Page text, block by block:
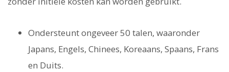
Ondersteunt ongeveer 50 talen, waaronder
Japans, Engels, Chinees, Koreaans, Spaans, Frans
en Duits.